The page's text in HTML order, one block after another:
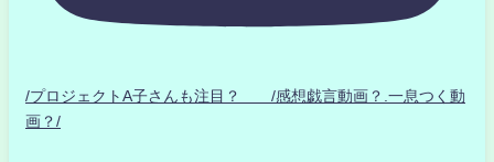
/プロジェクトA子さんも注目？ /感想戯言動画？.一息つく動
画？/